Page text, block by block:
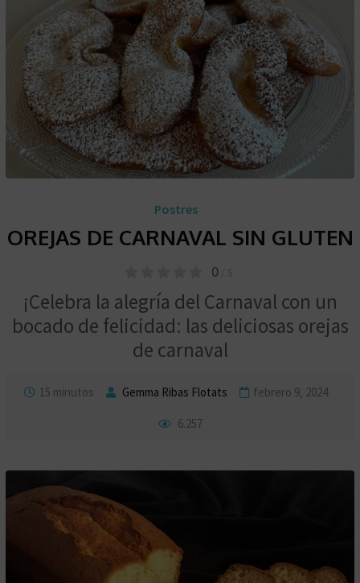
Postres
OREJAS DE CARNAVAL SIN GLUTEN
0
¡Celebra la alegría del Carnaval con un
bocado de felicidad: las deliciosas orejas
de carnaval
15 minutos Gemma Ribas Flotats febrero 9, 2024
6.257